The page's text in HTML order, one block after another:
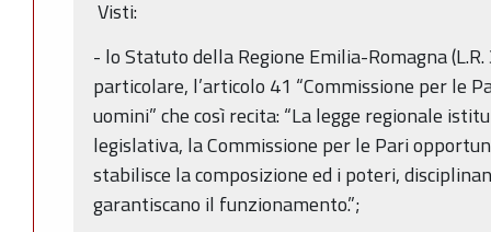
Visti:
- lo Statuto della Regione Emilia-Romagna
particolare, l’articolo 41 “Commissione per le
uomini” che così recita: “La legge regionale
legislativa, la Commissione per le Pari
stabilisce la composizione ed i poteri,
garantiscano il funzionamento.”;